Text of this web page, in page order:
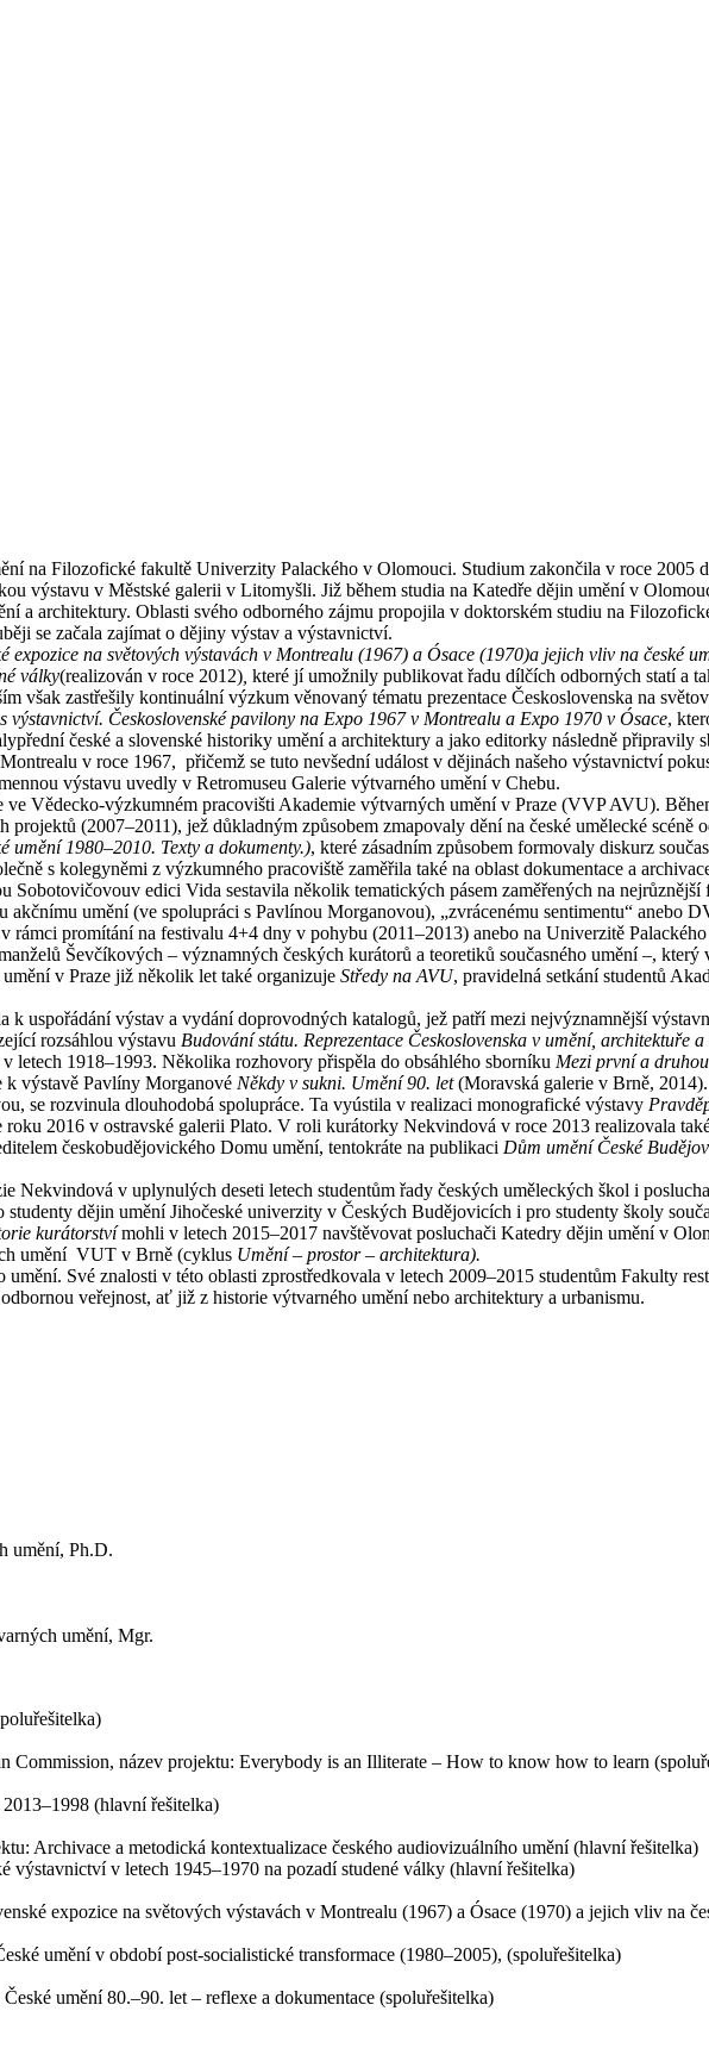
na Filozofické fakultě Univerzity Palackého v Olomouci. Studium zakončila v roce 2005
výstavu v Městské galerii v Litomyšli. Již během studia na Katedře dějin umění v
a architektury. Oblasti svého odborného zájmu propojila v doktorském studiu na
se začala zajímat o dějiny výstav a výstavnictví.
expozice na světových výstavách v Montrealu (1967) a Ósace (1970)a jejich vliv na české
války(realizován v roce 2012) které jí umožnily publikovat řadu dílčích odborných statí a
však zastřešily kontinuální výzkum věnovaný tématu prezentace Československa na
výstavnictví. Československé pavilony na Expo 1967 v Montrealu a Expo 1970 v Ósace,
české a slovenské historiky umění a architektury a jako editorky následně připravily
v roce 1967, přičemž se tuto nevšední událost v dějinách našeho výstavnictví
výstavu uvedly v Retromuseu Galerie výtvarného umění v Chebu.
Vědecko-výzkumném pracovišti Akademie výtvarných umění v Praze (VVP AVU).
(2007–2011), jež důkladným způsobem zmapovaly dění na české umělecké scéně
umění 1980–2010. Texty a dokumenty.), které zásadním způsobem formovaly diskurz
s kolegyněmi z výzkumného pracoviště zaměřila také na oblast dokumentace a
edici Vida sestavila několik tematických pásem zaměřených na
akčnímu umění (ve spolupráci s Pavlínou Morganovou), „zvrácenému sentimentu“ anebo
rámci promítání na festivalu 4+4 dny v pohybu (2011–2013) anebo na Univerzitě
Ševčíkových – významných českých kurátorů a teoretiků současného umění –,
v Praze již několik let také organizuje Středy na AVU, pravidelná setkání studentů
k uspořádání výstav a vydání doprovodných katalogů, jež patří mezi nejvýznamnější
rozsáhlou výstavu Budování státu. Reprezentace Československa v umění, architektuře a
letech 1918–1993. Několika rozhovory přispěla do obsáhlého sborníku Mezi první a
k výstavě Pavlíny Morganové Někdy v sukni. Umění 90. let(Moravská galerie v Brně, 2014).
se rozvinula dlouhodobá spolupráce. Ta vyústila v realizaci monografické výstavy
2016 v ostravské galerii Plato. V roli kurátorky Nekvindová v roce 2013 realizovala
českobudějovického Domu umění, tentokráte na publikaci Dům umění České
Nekvindová v uplynulých deseti letech studentům řady českých uměleckých škol i
dějin umění Jihočeské univerzity v Českých Budějovicích i pro studenty školy
kurátorstvímohli v letech 2015–2017 navštěvovat posluchači Katedry dějin umění v
umění VUT v Brně (cyklus Umění – prostor – architektura).
Své znalosti v této oblasti zprostředkovala v letech 2009–2015 studentům Fakulty
veřejnost, ať již z historie výtvarného umění nebo architektury a urbanismu.
umění, Ph.D.
umění, Mgr.
název projektu: Everybody is an Illiterate – How to know how to learn
(hlavní řešitelka)
Archivace a metodická kontextualizace českého audiovizuálního umění (hlavní řešitelka)
v letech 1945–1970 na pozadí studené války (hlavní řešitelka)
expozice na světových výstavách v Montrealu (1967) a Ósace (1970) a jejich vliv na
umění v období post-socialistické transformace (1980–2005), (spoluřešitelka)
umění 80.–90. let – reflexe a dokumentace (spoluřešitelka)